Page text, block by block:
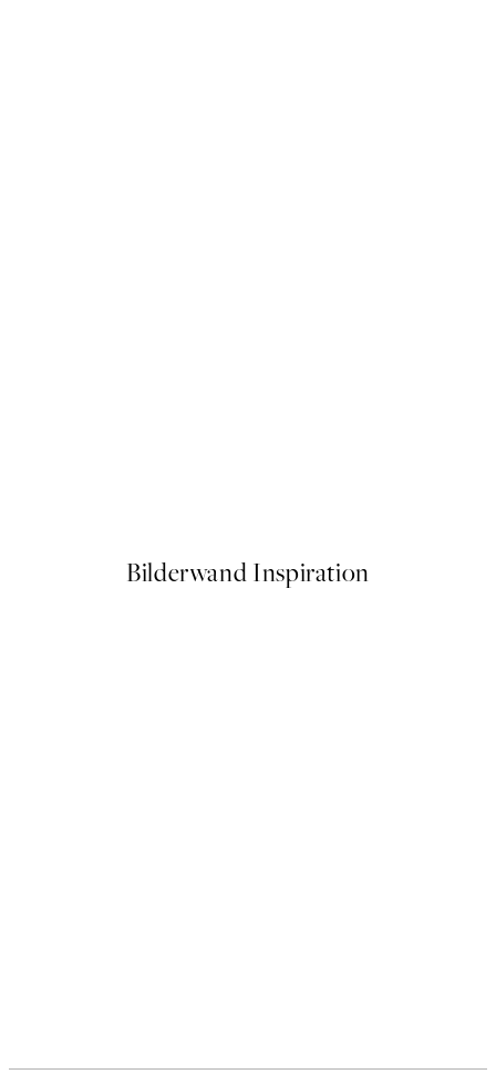
Bilderwand Inspiration